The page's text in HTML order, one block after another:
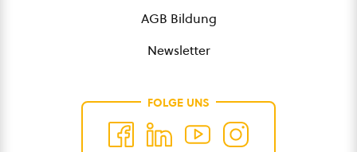
AGB Bildung
Newsletter
FOLGE UNS